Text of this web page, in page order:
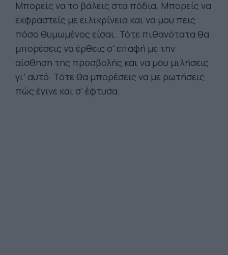
Μπορείς να το βάλεις στα πόδια. Μπορείς να
εκφραστείς με ειλικρίνεια και να μου πεις
πόσο θυμωμένος είσαι. Τότε πιθανότατα θα
μπορέσεις να έρθεις σ’ επαφή με την
αίσθηση της προσβολής και να μου μιλήσεις
γι’ αυτό. Τότε θα μπορέσεις να με ρωτήσεις
πώς έγινε και σ’ έφτυσα.